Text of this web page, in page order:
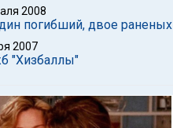
2008
погибший, двое раненых
2007
"Хизбаллы"